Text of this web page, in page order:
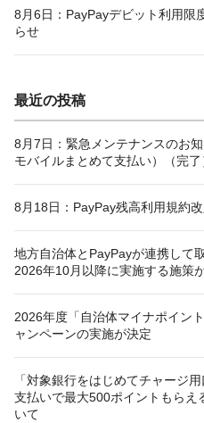
8月6日：PayPayデビット利用限
らせ
最近の投稿
8月7日：緊急メンテナンスのお
モバイルまとめて支払い）（完了
8月18日：PayPay残高利用規約
地方自治体とPayPayが連携して
2026年10月以降に実施する施策
2026年度「自治体マイナポイン
ャンペーンの実施が決定
「対象銀行をはじめてチャージ
支払いで最大500ポイントもらえ
いて